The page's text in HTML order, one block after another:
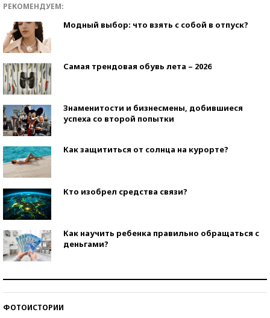
РЕКОМЕНДУЕМ:
Модный выбор: что взять с собой в отпуск?
Самая трендовая обувь лета – 2026
Знаменитости и бизнесмены, добившиеся
успеха со второй попытки
Как защититься от солнца на курорте?
Кто изобрел средства связи?
Как научить ребенка правильно обращаться с
деньгами?
ФОТОИСТОРИИ